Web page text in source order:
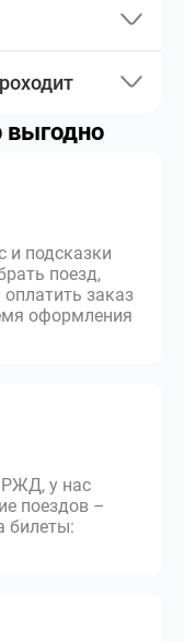
выгодно
и подсказки
поезд,
заказ
оформления
у нас
поездов –
билеты: